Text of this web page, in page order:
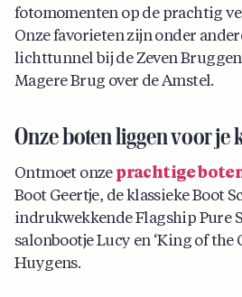
fotomomenten op de prachtig
Onze favorieten zijn onder
lichttunnel bij de Zeven
Magere Brug over de Amstel.
Onze boten liggen voor je
Ontmoet onze prachtige
Boot Geertje, de klassieke Boot
indrukwekkende Flagship Pure
salonbootje Lucy en ‘King of the
Huygens.